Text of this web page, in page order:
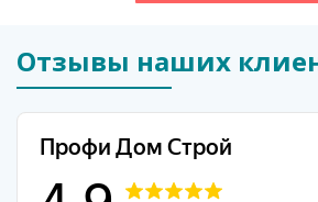
Отзывы наших